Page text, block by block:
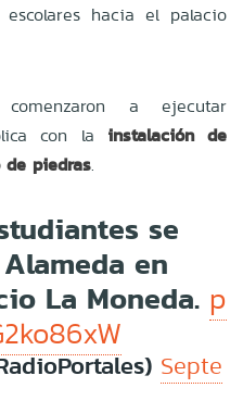
hacia el palacio
a ejecutar
con la
instalación de
piedras.
se
en
La Moneda. p
Septe